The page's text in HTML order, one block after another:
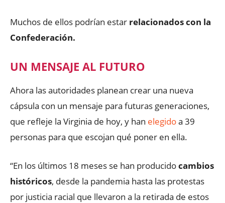
Muchos de ellos podrían estar relacionados con la
Confederación.
UN MENSAJE AL FUTURO
Ahora las autoridades planean crear una nueva
cápsula con un mensaje para futuras generaciones,
que refleje la Virginia de hoy, y han elegidoa 39
personas para que escojan qué poner en ella.
“En los últimos 18 meses se han producidocambios
históricos, desde la pandemia hasta las protestas
por justicia racial que llevaron a la retirada de estos